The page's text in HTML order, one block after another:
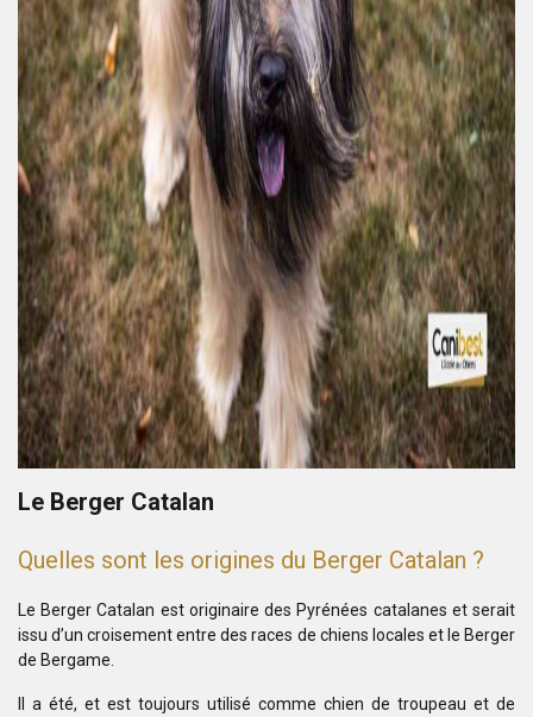
Le Berger Catalan
Quelles sont les origines du Berger Catalan ?
Le Berger Catalan est originaire des Pyrénées catalanes et serait
issu d’un croisement entre des races de chiens locales et le Berger
de Bergame.
Il a été, et est toujours utilisé comme chien de troupeau et de